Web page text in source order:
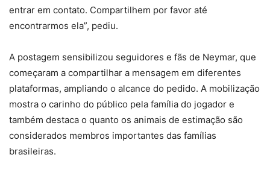
entrar em contato. Compartilhem por favor até
encontrarmos ela”, pediu.
A postagem sensibilizou seguidores e fãs de Neymar, que
começaram a compartilhar a mensagem em diferentes
plataformas, ampliando o alcance do pedido. A mobilização
mostra o carinho do público pela família do jogador e
também destaca o quanto os animais de estimação são
considerados membros importantes das famílias
brasileiras.